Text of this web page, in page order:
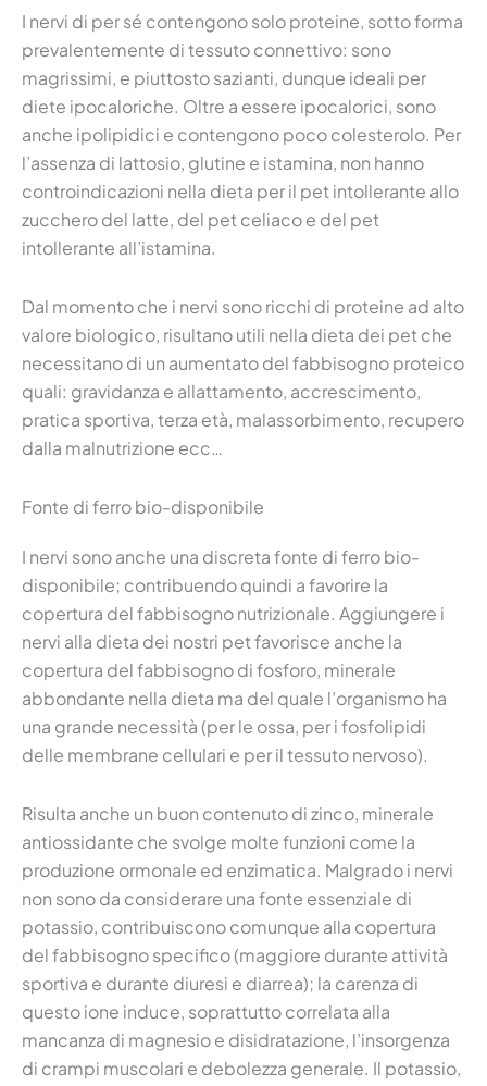
I nervi di per sé contengono solo proteine, sotto forma
prevalentemente di tessuto connettivo: sono
magrissimi, e piuttosto sazianti, dunque ideali per
diete ipocaloriche. Oltre a essere ipocalorici, sono
anche ipolipidici e contengono poco colesterolo. Per
l’assenza di lattosio, glutine e istamina, non hanno
controindicazioni nella dieta per il pet intollerante allo
zucchero del latte, del pet celiaco e del pet
intollerante all’istamina.
Dal momento che i nervi sono ricchi di proteine ad alto
valore biologico, risultano utili nella dieta dei pet che
necessitano di un aumentato del fabbisogno proteico
quali: gravidanza e allattamento, accrescimento,
pratica sportiva, terza età, malassorbimento, recupero
dalla malnutrizione ecc…
Fonte di ferro bio-disponibile
I nervi sono anche una discreta fonte di ferro bio-
disponibile; contribuendo quindi a favorire la
copertura del fabbisogno nutrizionale. Aggiungere i
nervi alla dieta dei nostri pet favorisce anche la
copertura del fabbisogno di fosforo, minerale
abbondante nella dieta ma del quale l’organismo ha
una grande necessità (per le ossa, per i fosfolipidi
delle membrane cellulari e per il tessuto nervoso).
Risulta anche un buon contenuto di zinco, minerale
antiossidante che svolge molte funzioni come la
produzione ormonale ed enzimatica. Malgrado i nervi
non sono da considerare una fonte essenziale di
potassio, contribuiscono comunque alla copertura
del fabbisogno specifico (maggiore durante attività
sportiva e durante diuresi e diarrea); la carenza di
questo ione induce, soprattutto correlata alla
mancanza di magnesio e disidratazione, l’insorgenza
di crampi muscolari e debolezza generale. Il potassio,